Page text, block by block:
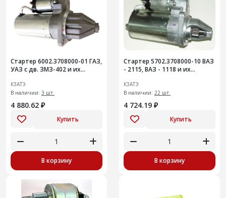
Стартер 6002.3708000-01 ГАЗ,
УАЗ с дв. ЗМЗ-402 и их
КЗАТЭ
В наличии: 3 шт.
4 880.62 ₽
Купить
В корзину
Стартер 5702.3708000-10 ВАЗ
- 2115, ВАЗ - 1118 и их
коробкой передач)
КЗАТЭ
В наличии: 22 шт.
4 724.19 ₽
Купить
В корзину